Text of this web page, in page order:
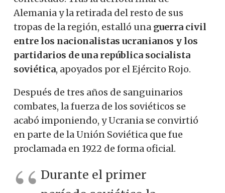
Alemania y la retirada del resto de sus
tropas de la región, estalló una guerra civil
entre los nacionalistas ucranianos y los
partidarios de una república socialista
soviética, apoyados por el Ejército Rojo.
Después de tres años de sanguinarios
combates, la fuerza de los soviéticos se
acabó imponiendo, y Ucrania se convirtió
en parte de la Unión Soviética que fue
proclamada en 1922 de forma oficial.
Durante el primer